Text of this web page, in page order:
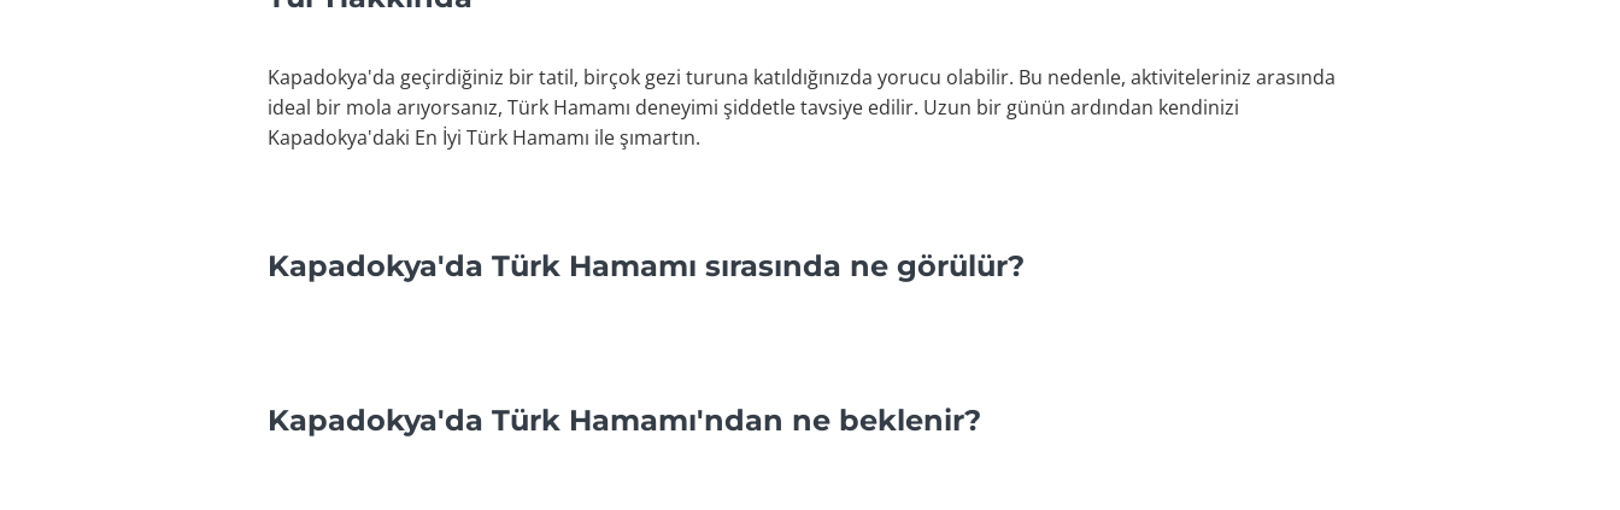
Kapadokya'da geçirdiğiniz bir tatil, birçok gezi turuna katıldığınızda yorucu olabilir. Bu nedenle, aktiviteleriniz arasında
ideal bir mola arıyorsanız, Türk Hamamı deneyimi şiddetle tavsiye edilir. Uzun bir günün ardından kendinizi
Kapadokya'daki En İyi Türk Hamamı ile şımartın.
Kapadokya'da Türk Hamamı sırasında ne görülür?
Kapadokya'da Türk Hamamı'ndan ne beklenir?